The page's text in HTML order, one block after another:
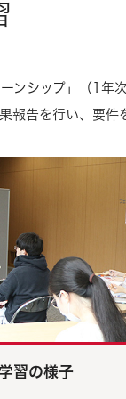
ンシップ」（1
報告を行い、要件
習の様子